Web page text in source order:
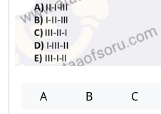
A B C